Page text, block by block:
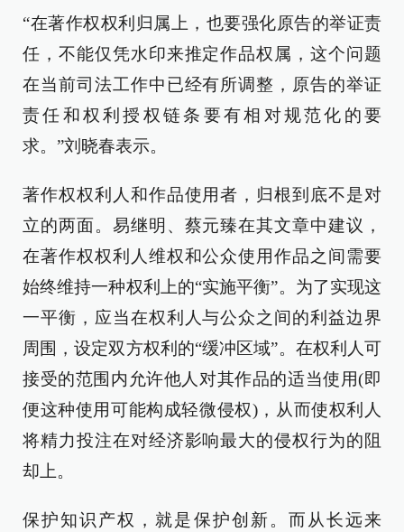
“在著作权权利归属上，也要强化原告的举证责
任，不能仅凭水印来推定作品权属，这个问题
在当前司法工作中已经有所调整，原告的举证
责任和权利授权链条要有相对规范化的要
求。”刘晓春表示。
著作权权利人和作品使用者，归根到底不是对
立的两面。易继明、蔡元臻在其文章中建议，
在著作权权利人维权和公众使用作品之间需要
始终维持一种权利上的“实施平衡”。为了实现这
一平衡，应当在权利人与公众之间的利益边界
周围，设定双方权利的“缓冲区域”。在权利人可
接受的范围内允许他人对其作品的适当使用(即
便这种使用可能构成轻微侵权)，从而使权利人
将精力投注在对经济影响最大的侵权行为的阻
却上。
保护知识产权，就是保护创新。而从长远来